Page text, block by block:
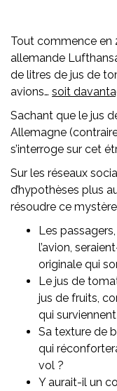
Tout commence en
allemande
de litres de jus de
avions… soit
Sachant que le jus
Allemagne
s’interroge sur cet
Sur les réseaux
d’hypothèses plus
résoudre ce mystère
Les
l’avion,
originale qui
Le jus de
jus de fruits,
qui
Sa texture de
qui
vol ?
Y aurait-il un